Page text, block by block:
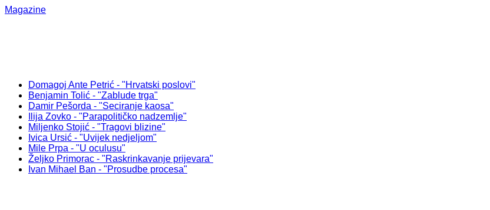
Magazine
Domagoj Ante Petrić - "Hrvatski poslovi"
Benjamin Tolić - "Zablude trga"
Damir Pešorda - "Seciranje kaosa"
Ilija Zovko - "Parapolitičko nadzemlje"
Miljenko Stojić - "Tragovi blizine"
Ivica Ursić - "Uvijek nedjeljom"
Mile Prpa - "U oculusu"
Željko Primorac - "Raskrinkavanje prijevara"
Ivan Mihael Ban - "Prosudbe procesa"